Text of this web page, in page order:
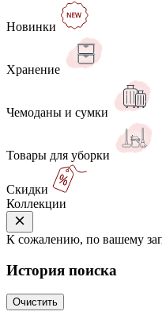
Новинки
Хранение
Чемоданы и сумки
Товары для уборки
Скидки
Коллекции
К сожалению, по вашему
История поиска
Очистить